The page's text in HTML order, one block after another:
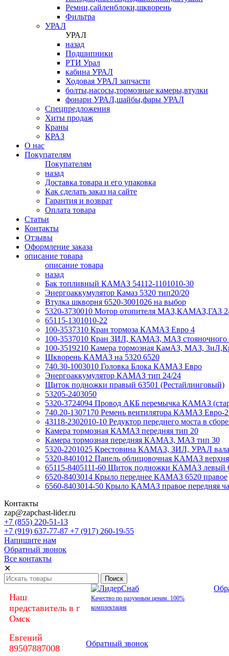
Ремни,сайленблоки,шкворень
Фильтра
УРАЛ
УРАЛ
назад
Подшипники
РТИ Урал
кабина УРАЛ
Ходовая УРАЛ запчасти
болты,насосы,тормозные камеры,втулки
фонари УРАЛ,шайбы,фары УРАЛ
Спецпредложения
Хиты продаж
Краны
КРАЗ
О нас
Покупателям
Покупателям
назад
Доставка товара и его упаковка
Как сделать заказ на сайте
Гарантия и возврат
Оплата товара
Статьи
Контакты
Отзывы
Оформление заказа
описание товара
описание товара
назад
Бак топливный КАМАЗ 54112-1101010-30
Энергоаккумулятор Камаз 5320 тип20/20
Втулка шкворня 6520-3001026 на выбор
5320-3730010 Мотор отопителя МАЗ,КАМАЗ,ГАЗ
65115-1301010-22
100-3537310 Кран тормоза КАМАЗ Евро 4
100-3537010 Кран ЗИЛ, КАМАЗ, МАЗ стояночного
100-3519210 Камера тормозная КамАЗ, МАЗ,
Шкворень КАМАЗ на 5320 6520
740.30-1003010 Головка Блока КАМАЗ Евро
Энергоаккумулятор КАМАЗ тип 24/24
Щиток подножки правый 63501 (Рестайлинговый)
53205-2403050
5320-3724094 Провод АКБ перемычка КАМАЗ
740.20-1307170 Ремень вентилятора КАМАЗ Евро-
43118-2302010-10 Редуктор переднего моста в
Камера тормозная КАМАЗ передняя тип 20
Камера тормозная передняя КАМАЗ, МАЗ тип 30
5320-2201025 Крестовина КАМАЗ, ЗИЛ, УРАЛ вала
5320-8401012 Панель облицовочная КАМАЗ
65115-8405111-60 Щиток подножки КАМАЗ левый
6520-8403014 Крыло переднее КАМАЗ 6520 правое
6560-8403014-50 Крыло КАМАЗ правое передняя
Контакты
zap@zapchast-lider.ru
+7 (855) 220-51-13
+7 (919) 637-77-87 +7 (917) 260-19-55
Напишите нам
Обратный звонок
Все контакты
✕
Наш
представитель в г
Омск
Евгений
89507887008
Качество по разумным ценам. 100%
комплектация
Обратный звонок